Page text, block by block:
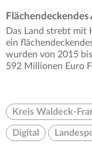
Das Land strebt mit
ein
wurden von 2015
592 Millionen Euro
Kreis Waldeck-
Digital